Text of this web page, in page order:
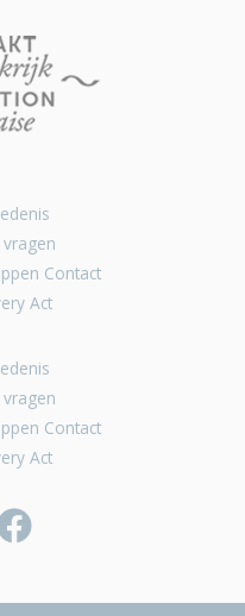
Contact
Act
Contact
Act